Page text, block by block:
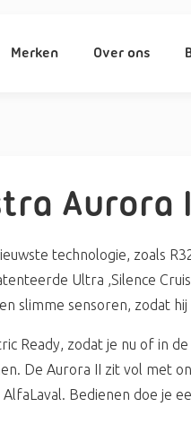
Merken Over ons
Aurora
technologie, zoals
Ultra ,Silence
slimme sensoren, zodat
Ready, zodat je nu of in
De Aurora II zit vol met
AlfaLaval. Bedienen doe je